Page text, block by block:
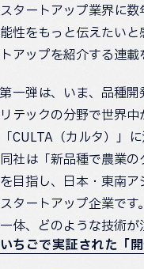
スタートアップ業界に
能性をもっと伝えたい
トアップを紹介する連
第一弾は、いま、品種
リテックの分野で世界
「CULTA（カルタ）」に
同社は「新品種で農業の
を目指し、日本・東南
スタートアップ企業です。
一体、どのような技術
いちごで実証された「